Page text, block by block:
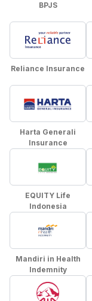
BPJS
Reliance Insurance
Harta Generali
Insurance
EQUITY Life
Indonesia
Mandiri in Health
Indemnity